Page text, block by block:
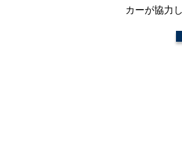
カーが協力